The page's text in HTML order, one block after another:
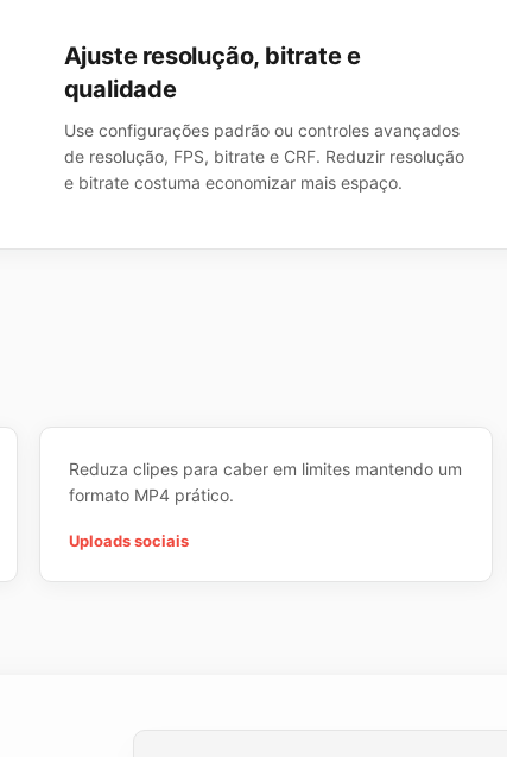
Ajuste resolução, bitrate e
qualidade
Use configurações padrão ou controles avançados
de resolução, FPS, bitrate e CRF. Reduzir resolução
e bitrate costuma economizar mais espaço.
Reduza clipes para caber em limites mantendo um
formato MP4 prático.
Uploads sociais